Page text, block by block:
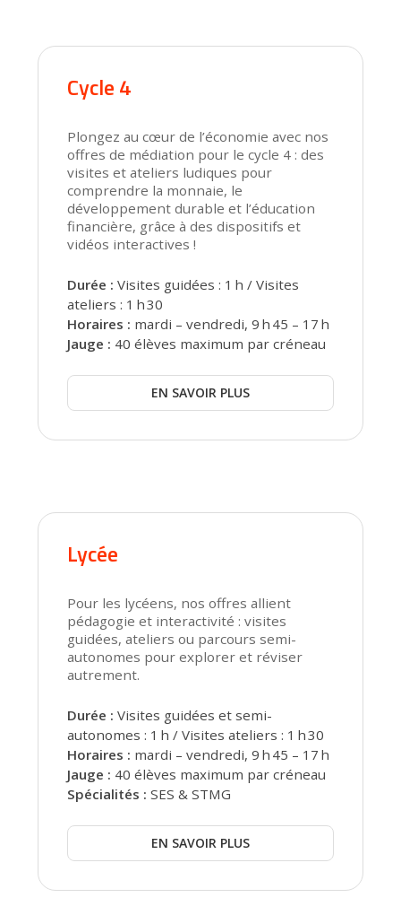
Cycle 4
Plongez au cœur de l’économie avec nos
offres de médiation pour le cycle 4 : des
visites et ateliers ludiques pour
comprendre la monnaie, le
développement durable et l’éducation
financière, grâce à des dispositifs et
vidéos interactives !
Durée : Visites guidées : 1 h / Visites
ateliers : 1 h 30
Horaires : mardi – vendredi, 9 h 45 – 17 h
Jauge : 40 élèves maximum par créneau
EN SAVOIR PLUS
Lycée
Pour les lycéens, nos offres allient
pédagogie et interactivité : visites
guidées, ateliers ou parcours semi-
autonomes pour explorer et réviser
autrement.
Durée : Visites guidées et semi-
autonomes : 1 h / Visites ateliers : 1 h 30
Horaires : mardi – vendredi, 9 h 45 – 17 h
Jauge : 40 élèves maximum par créneau
Spécialités : SES & STMG
EN SAVOIR PLUS